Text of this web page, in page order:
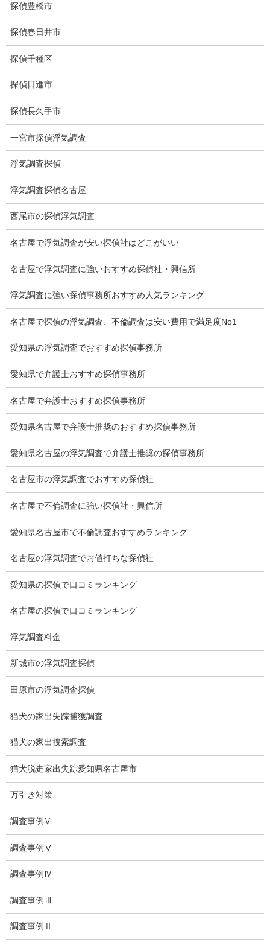
GPS発見調査
盗難車両調査
盗撮犯防止対策調査
痴漢防止対策調査
下着窃盗犯防止対策調査
猫犬の捜索
所在調査
身元調査
人探し
失踪・家出調査
所在確認調査
調査料金
浮気調査特別プラン
ストーカー関連調査料金
所在調査 家出調査料金
調査事例
お礼の言葉
Q&A
浮気証拠は何回必要か？
浮気調査時間
調査料金のご質問
調査員の人数（浮気調査）
探偵社の要点
有責配偶者からの離婚
浮気をする人
探偵社の選び方
浮気度チェック
会社案内
損害保険調査
会社沿革
プライバシーポリシー
探偵豊橋市
探偵春日井市
探偵千種区
探偵日進市
探偵長久手市
一宮市探偵浮気調査
浮気調査探偵
浮気調査探偵名古屋
西尾市の探偵浮気調査
名古屋で浮気調査が安い探偵社はどこがいい
名古屋で浮気調査に強いおすすめ探偵社・興信所
浮気調査に強い探偵事務所おすすめ人気ランキング
名古屋で探偵の浮気調査、不倫調査は安い費用で満足度No1
愛知県の浮気調査でおすすめ探偵事務所
愛知県で弁護士おすすめ探偵事務所
名古屋で弁護士おすすめ探偵事務所
愛知県名古屋で弁護士推奨のおすすめ探偵事務所
愛知県名古屋の浮気調査で弁護士推奨の探偵事務所
名古屋市の浮気調査でおすすめ探偵社
名古屋で不倫調査に強い探偵社・興信所
愛知県名古屋市で不倫調査おすすめランキング
名古屋の浮気調査でお値打ちな探偵社
愛知県の探偵で口コミランキング
名古屋の探偵で口コミランキング
浮気調査料金
新城市の浮気調査探偵
田原市の浮気調査探偵
猫犬の家出失踪捕獲調査
猫犬の家出捜索調査
猫犬脱走家出失踪愛知県名古屋市
万引き対策
調査事例Ⅵ
調査事例Ⅴ
調査事例Ⅳ
調査事例Ⅲ
調査事例Ⅱ